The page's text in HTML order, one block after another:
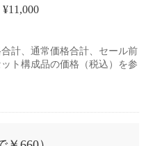
計、通常価格合計、セール前
ト構成品の価格（税込）を参